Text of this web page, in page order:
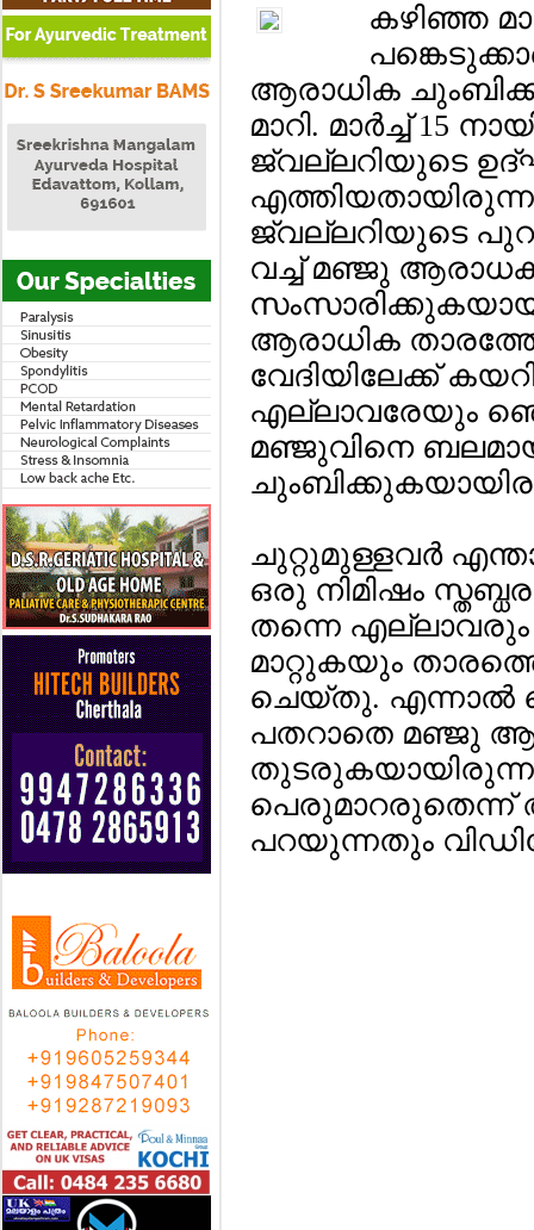
കഴിഞ്ഞ
ആരാധിക
മാറി. മാര്‍ച്ച് 15
ജ്വല്ലറിയുടെ
ജ്വല്ലറിയുടെ
വച്ച് മഞ്ജു
ആരാധിക
വേദിയിലേക്ക്
എല്ലാവരേയും
മഞ്ജുവിനെ
ചുറ്റുമുള്ളവര്‍
ഒരു നിമിഷം
തന്നെ എല്ലാവരും
മാറ്റുകയും
ചെയ്തു. എന്നാല്‍
പതറാതെ മഞ്ജു
പെരുമാറരുതെന്ന്
പറയുന്നതും